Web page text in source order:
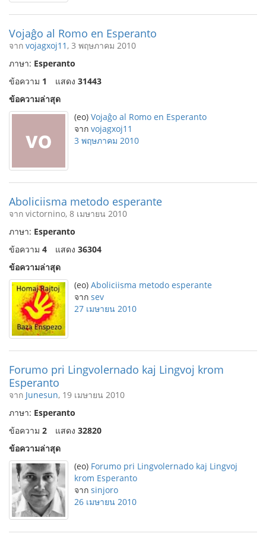
Vojaĝo al Romo en Esperanto
จาก vojagxoj11 , 3 พฤษภาคม 2010
ภาษา: Esperanto
ข้อความ 1 แสดง 31443
ข้อความล่าสุด
(eo) Vojaĝo al Romo en Esperanto
จาก vojagxoj11
3 พฤษภาคม 2010
Aboliciisma metodo esperante
จาก victornino, 8 เมษายน 2010
ภาษา: Esperanto
ข้อความ 4 แสดง 36304
ข้อความล่าสุด
(eo) Aboliciisma metodo esperante
จาก sev
27 เมษายน 2010
Forumo pri Lingvolernado kaj Lingvoj krom
Esperanto
จาก Junesun, 19 เมษายน 2010
ภาษา: Esperanto
ข้อความ 2 แสดง 32820
ข้อความล่าสุด
(eo) Forumo pri Lingvolernado kaj Lingvoj
krom Esperanto
จาก sinjoro
26 เมษายน 2010